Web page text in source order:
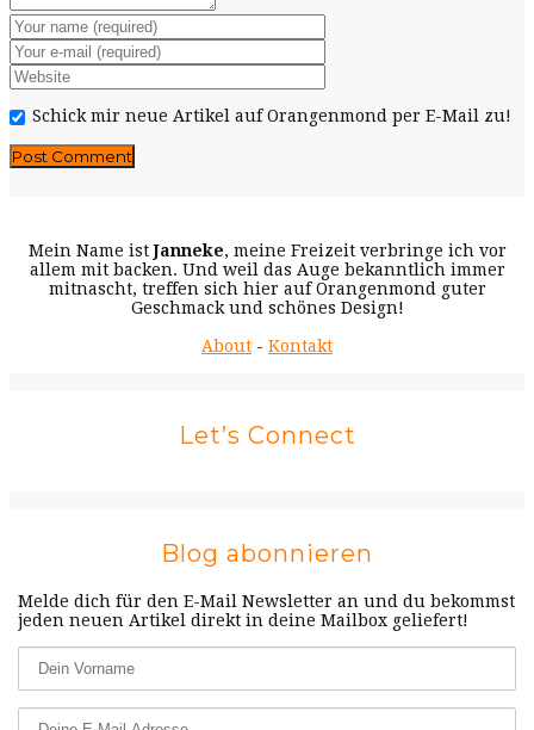
Schick mir neue Artikel auf Orangenmond per E-Mail zu!
Mein Name istJanneke, meine Freizeit verbringe ich vor
allem mit backen. Und weil das Auge bekanntlich immer
mitnascht, treffen sich hier auf Orangenmond guter
Geschmack und schönes Design!
About - Kontakt
Let’s Connect
Blog abonnieren
Melde dich für den E-Mail Newsletter an und du bekommst
jeden neuen Artikel direkt in deine Mailbox geliefert!